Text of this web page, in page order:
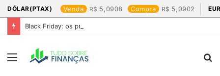
DÓLAR(PTAX) Venda 5,0908 Compra 5,0902
Black Friday: os produtos que mais valem a pena
Menu